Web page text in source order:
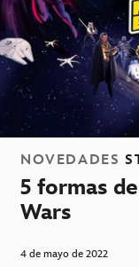
NOVEDADES
5 formas
Wars
4 de mayo de 2022